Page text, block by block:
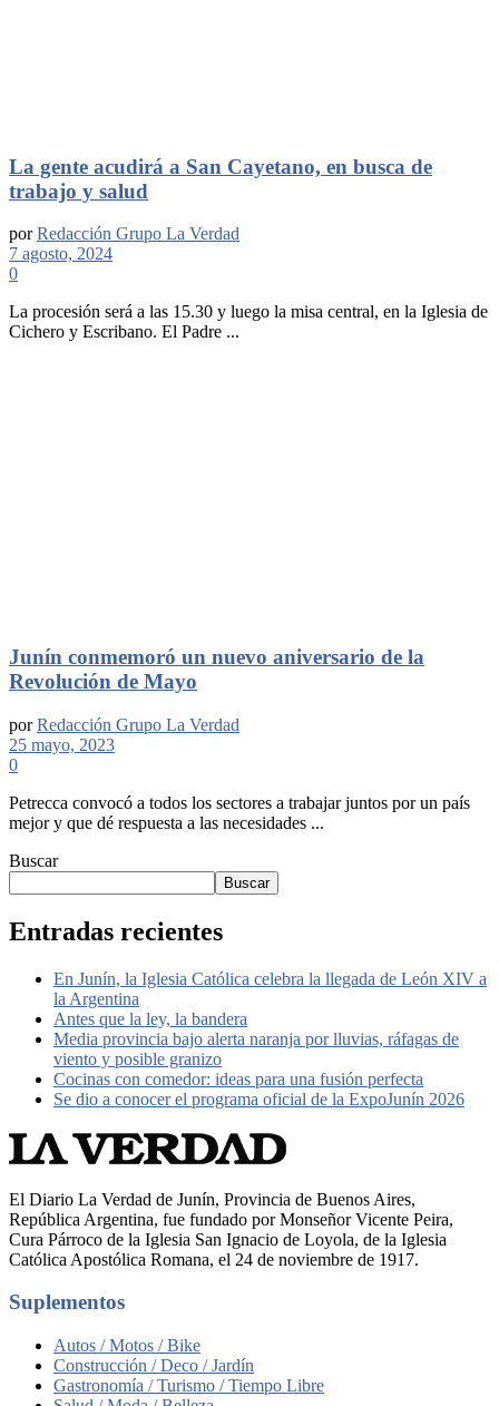
La gente acudirá a San Cayetano, en busca de
trabajo y salud
por Redacción Grupo La Verdad
7 agosto, 2024
0
La procesión será a las 15.30 y luego la misa central, en la Iglesia de
Cichero y Escribano. El Padre ...
Junín conmemoró un nuevo aniversario de la
Revolución de Mayo
por Redacción Grupo La Verdad
25 mayo, 2023
0
Petrecca convocó a todos los sectores a trabajar juntos por un país
mejor y que dé respuesta a las necesidades ...
Buscar
Buscar
Entradas recientes
En Junín, la Iglesia Católica celebra la llegada de León XIV a
la Argentina
Antes que la ley, la bandera
Media provincia bajo alerta naranja por lluvias, ráfagas de
viento y posible granizo
Cocinas con comedor: ideas para una fusión perfecta
Se dio a conocer el programa oficial de la ExpoJunín 2026
El Diario La Verdad de Junín, Provincia de Buenos Aires,
República Argentina, fue fundado por Monseñor Vicente Peira,
Cura Párroco de la Iglesia San Ignacio de Loyola, de la Iglesia
Católica Apostólica Romana, el 24 de noviembre de 1917.
Suplementos
Autos / Motos / Bike
Construcción / Deco / Jardín
Gastronomía / Turismo / Tiempo Libre